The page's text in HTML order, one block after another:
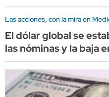
Las acciones, con la mira en
El dólar global se
las nóminas y la baja